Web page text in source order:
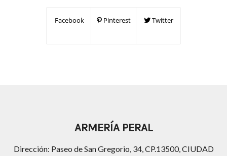
Facebook Pinterest Twitter
ARMERÍA PERAL
Dirección: Paseo de San Gregorio, 34, CP.13500, CIUDAD